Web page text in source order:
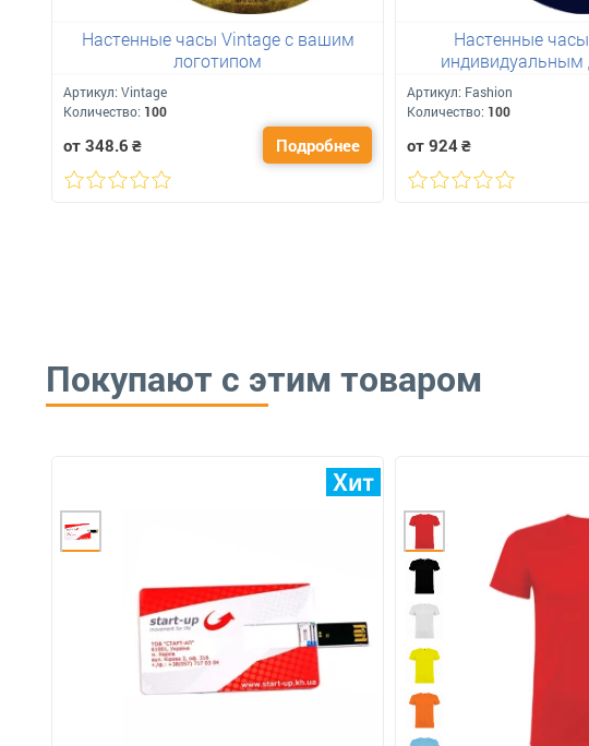
Настенные часы Vintage с вашим
логотипом
Артикул: Vintage
Количество: 100
от 348.6 ₴ Подробнее
Настенные
индивидуальным
Артикул: Fashion
Количество: 100
от 924₴
Покупают с этим товаром